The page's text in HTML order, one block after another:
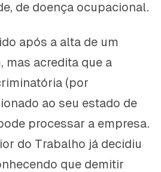
de doença ocupacional.
após a alta de um
mas acredita que a
(por
ao seu estado de
processar a empresa.
do Trabalho já decidiu
que demitir